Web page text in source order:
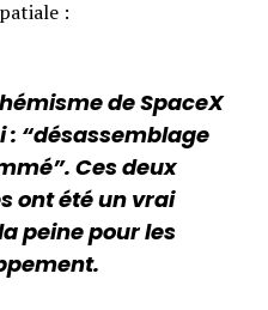
:
de SpaceX
: “désassemblage
Ces deux
ont été un vrai
peine pour les